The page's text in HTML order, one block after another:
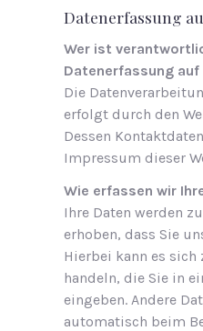
Datenerfassung
Wer ist
Datenerfassung
Die
erfolgt durch den
Dessen
Impressum dieser
Wie erfassen wir
Ihre Daten werden
erhoben, dass Sie
Hierbei kann es sich
handeln, die Sie in
eingeben. Andere
automatisch beim